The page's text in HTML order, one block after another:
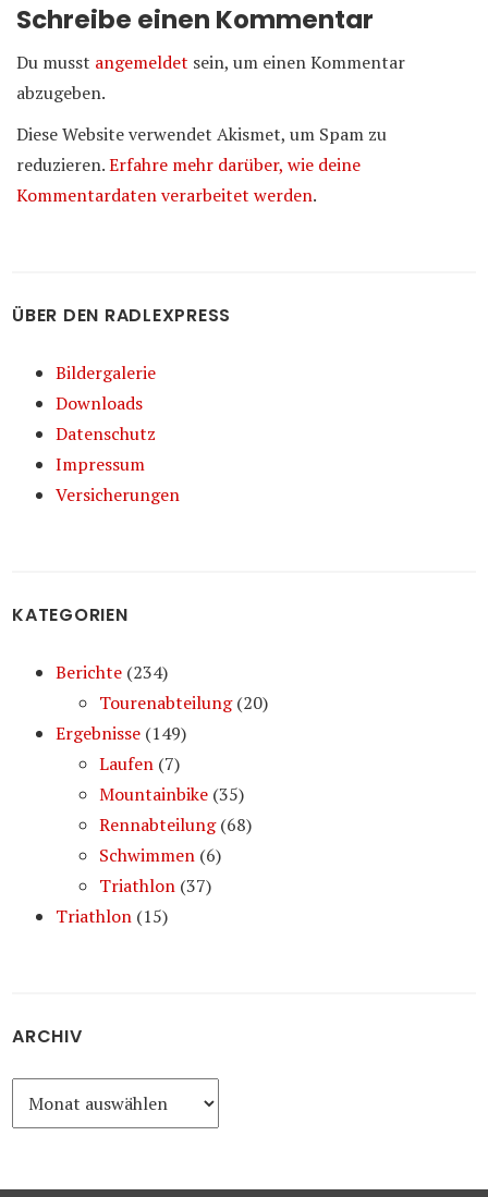
Schreibe einen Kommentar
Du musst angemeldet sein, um einen Kommentar
abzugeben.
Diese Website verwendet Akismet, um Spam zu
reduzieren.Erfahre mehr darüber, wie deine
Kommentardaten verarbeitet werden.
ÜBER DEN RADLEXPRESS
Bildergalerie
Downloads
Datenschutz
Impressum
Versicherungen
KATEGORIEN
Berichte (234)
Tourenabteilung(20)
Ergebnisse (149)
Laufen (7)
Mountainbike (35)
Rennabteilung(68)
Schwimmen (6)
Triathlon (37)
Triathlon (15)
ARCHIV
Archiv